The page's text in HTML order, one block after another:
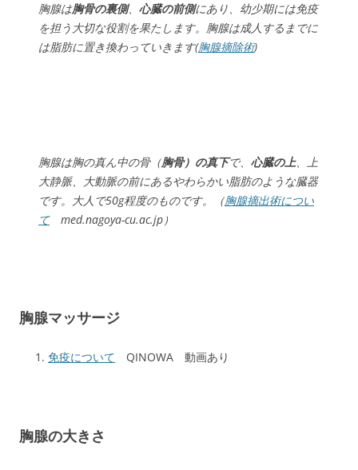
胸腺は胸骨の裏側、 心臓の前側にあり、幼少期には免疫
を担う大切な役割を果たします。胸腺は成人するまでに
は脂肪に置き換わっていきます(胸腺摘除術)
胸腺は胸の真ん中の骨（胸骨）の真下で、 心臓の上、上
大静脈、大動脈の前にあるやわらかい脂肪のような臓器
です。大人で50g程度のものです。（胸腺摘出術につい
てmed.nagoya-cu.ac.jp）
胸腺マッサージ
免疫について QINOWA 動画あり
胸腺の大きさ